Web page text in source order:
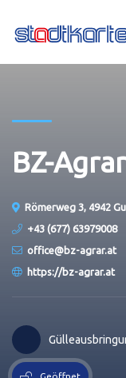
BZ-
Römerweg 3, 4942
+43 (677) 63979008
office@bz-agrar.at
https://bz-agrar.at